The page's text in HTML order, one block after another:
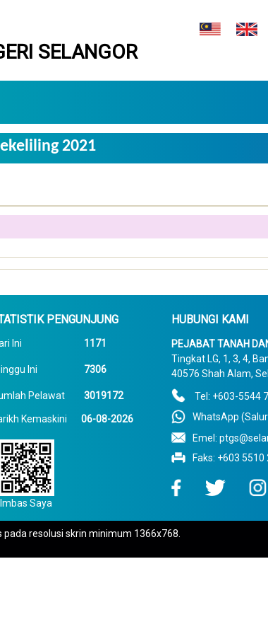
SELANGOR
2021
PENGUNJUNG
Ini 1171
Ini 7306
Pelawat 3019172
Kemaskini 06-08-2026
Imbas Saya
HUBUNGI KAMI
PEJABAT TANAH
Tingkat LG, 1, 3, 4,
40576 Shah Alam,
Tel: +603-5544
WhatsApp
Emel:
Faks: +603 5510
resolusi skrin minimum 1366x768.